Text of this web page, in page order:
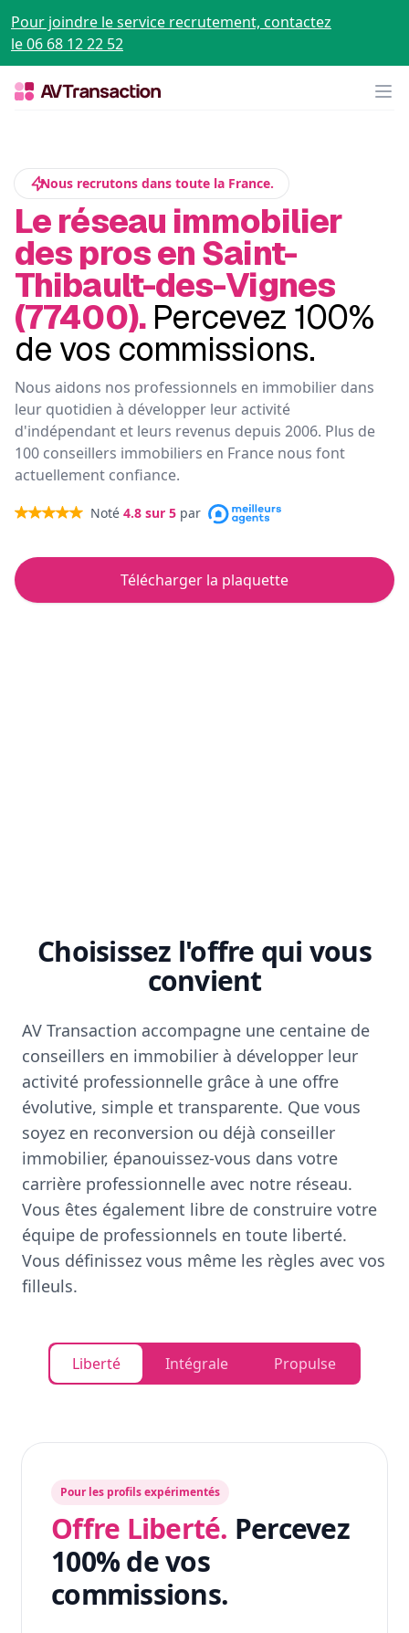
Pour joindre le service recrutement, contactez
le 06 68 12 22 52
Nous recrutons dans toute la France.
Le réseau immobilier
des pros en Saint-
Thibault-des-Vignes
(77400). Percevez 100%
de vos commissions.
Nous aidons nos professionnels en immobilier dans
leur quotidien à développer leur activité
d'indépendant et leurs revenus depuis 2006. Plus de
100 conseillers immobiliers en France nous font
actuellement confiance.
Noté 4.8 sur 5 par
Télécharger la plaquette
Choisissez l'offre qui vous
convient
AV Transaction accompagne une centaine de
conseillers en immobilier à développer leur
activité professionnelle grâce à une offre
évolutive, simple et transparente. Que vous
soyez en reconversion ou déjà conseiller
immobilier, épanouissez-vous dans votre
carrière professionnelle avec notre réseau.
Vous êtes également libre de construire votre
équipe de professionnels en toute liberté.
Vous définissez vous même les règles avec vos
filleuls.
Liberté Intégrale Propulse
Pour les profils expérimentés
Offre Liberté. Percevez
100% de vos
commissions.